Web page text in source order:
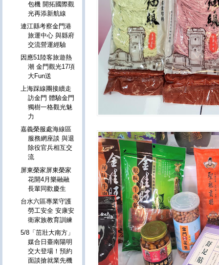
包機 開拓國際觀
光再添新航線
連江縣考察金門港
旅運中心 與縣府
交流營運經驗
因應51陸客旅遊熱
潮 金門觀光17項
大Fun送
上海踩線團接續走
訪金門 體驗金門
獨樹一格觀光魅
力
嘉義榮服處海線區
服務網座談 與退
除役官兵相互交
流
屏東榮家屏東榮家
花開4月樂融融
長輩同歡慶生
台水六區專業守護
勞工安全 安康安
衛家族教育訓練
5/8「茁壯大南方」
媒合日臺南陽明
交大登場！預約
面談搶就業先機